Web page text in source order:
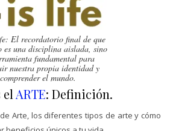
El recordatorio final de que
es una disciplina aislada, sino
fundamental para
nuestra propia identidad y
comprender el mundo.
el ARTE: Definición.